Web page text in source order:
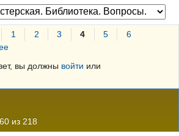
1 2 3 4 5
6
вы должны войти или
из 218